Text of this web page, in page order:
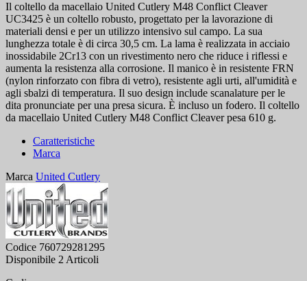
Il coltello da macellaio United Cutlery M48 Conflict Cleaver
UC3425 è un coltello robusto, progettato per la lavorazione di
materiali densi e per un utilizzo intensivo sul campo. La sua
lunghezza totale è di circa 30,5 cm. La lama è realizzata in acciaio
inossidabile 2Cr13 con un rivestimento nero che riduce i riflessi e
aumenta la resistenza alla corrosione. Il manico è in resistente FRN
(nylon rinforzato con fibra di vetro), resistente agli urti, all'umidità e
agli sbalzi di temperatura. Il suo design include scanalature per le
dita pronunciate per una presa sicura. È incluso un fodero. Il coltello
da macellaio United Cutlery M48 Conflict Cleaver pesa 610 g.
Caratteristiche
Marca
Marca United Cutlery
Codice 760729281295
Disponibile 2 Articoli